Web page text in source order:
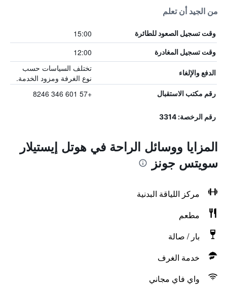
من الجيد أن تعلم
وقت تسجيل الصعود للطائرة 15:00
وقت تسجيل المغادرة 12:00
الدفع والإلغاء
تختلف السياسات حسب
نوع الغرفة ومزود الخدمة.
رقم مكتب الاستقبال +57 601 346 8246
رقم الرخصة: 3314
المزايا ووسائل الراحة في هوتل إيستيلار
سويتس جونز
مركز اللياقة البدنية
مطعم
بار / صالة
خدمة الغرف
واي فاي مجاني